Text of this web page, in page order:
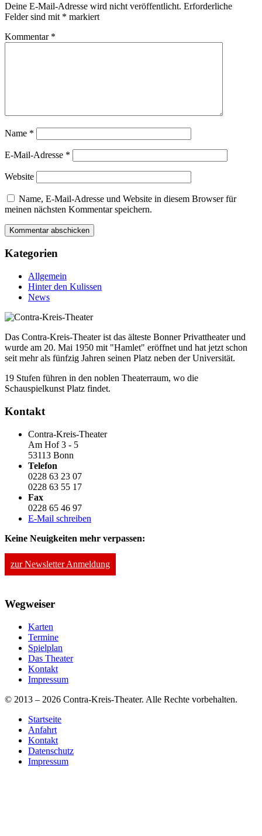
Deine E-Mail-Adresse wird nicht veröffentlicht. Erforderliche
Felder sind mit * markiert
Kommentar *
Name *
E-Mail-Adresse *
Website
Name, E-Mail-Adresse und Website in diesem Browser für
meinen nächsten Kommentar speichern.
Kategorien
Allgemein
Hinter den Kulissen
News
Das Contra-Kreis-Theater ist das älteste Bonner Privattheater und
wurde am 20. Mai 1950 mit "Hamlet" eröffnet und hat jetzt schon
seit mehr als fünfzig Jahren seinen Platz neben der Universität.
19 Stufen führen in den noblen Theaterraum, wo die
Schauspielkunst Platz findet.
Kontakt
Contra-Kreis-Theater
Am Hof 3 - 5
53113 Bonn
Telefon
0228 63 23 07
0228 63 55 17
Fax
0228 65 46 97
E-Mail schreiben
Keine Neuigkeiten mehr verpassen:
zur Newsletter Anmeldung
Wegweiser
Karten
Termine
Spielplan
Das Theater
Kontakt
Impressum
© 2013 – 2026 Contra-Kreis-Theater. Alle Rechte vorbehalten.
Startseite
Anfahrt
Kontakt
Datenschutz
Impressum